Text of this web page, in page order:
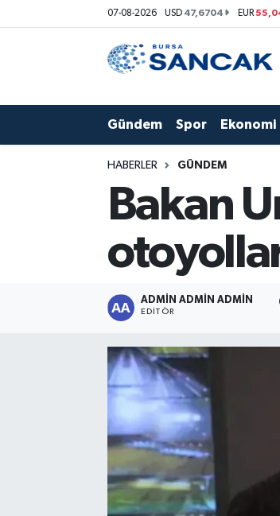
07-08-2026 USD 47,6704 EUR
Gündem Spor Ekonomi
HABERLER GÜNDEM
Bakan
ADMİN ADMİN ADMİN
EDITÖR
Hava Durumu
Son Dakika Haberleri
Haber Arşivi